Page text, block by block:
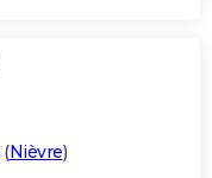
(Nièvre)